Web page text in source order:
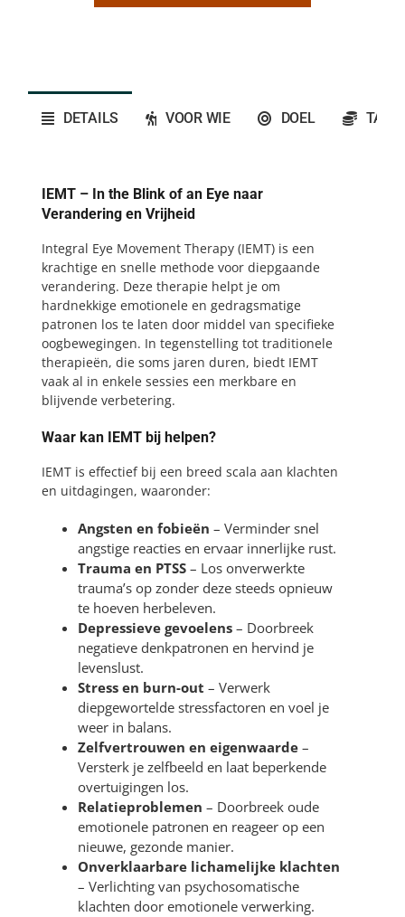
DETAILS VOOR WIE DOEL
IEMT – In the Blink of an Eye naar
Verandering en Vrijheid
Integral Eye Movement Therapy (IEMT) is een
krachtige en snelle methode voor diepgaande
verandering. Deze therapie helpt je om
hardnekkige emotionele en gedragsmatige
patronen los te laten door middel van specifieke
oogbewegingen. In tegenstelling tot traditionele
therapieën, die soms jaren duren, biedt IEMT
vaak al in enkele sessies een merkbare en
blijvende verbetering.
Waar kan IEMT bij helpen?
IEMT is effectief bij een breed scala aan klachten
en uitdagingen, waaronder:
Angsten en fobieën – Verminder snel
angstige reacties en ervaar innerlijke rust.
Trauma en PTSS– Los onverwerkte
trauma’s op zonder deze steeds opnieuw
te hoeven herbeleven.
Depressieve gevoelens– Doorbreek
negatieve denkpatronen en hervind je
levenslust.
Stress en burn-out – Verwerk
diepgewortelde stressfactoren en voel je
weer in balans.
Zelfvertrouwen en eigenwaarde–
Versterk je zelfbeeld en laat beperkende
overtuigingen los.
Relatieproblemen – Doorbreek oude
emotionele patronen en reageer op een
nieuwe, gezonde manier.
Onverklaarbare lichamelijke klachten
– Verlichting van psychosomatische
klachten door emotionele verwerking.